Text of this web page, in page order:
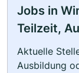
Jobs in
Teilzeit,
Aktuelle
Ausbildung